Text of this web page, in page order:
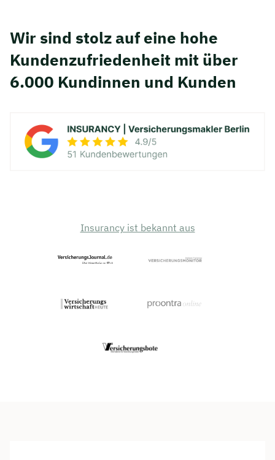
Wir sind stolz auf eine hohe
Kunden­zufriedenheit mit über
6.000 Kundinnen und Kunden
Insurancy ist bekannt aus